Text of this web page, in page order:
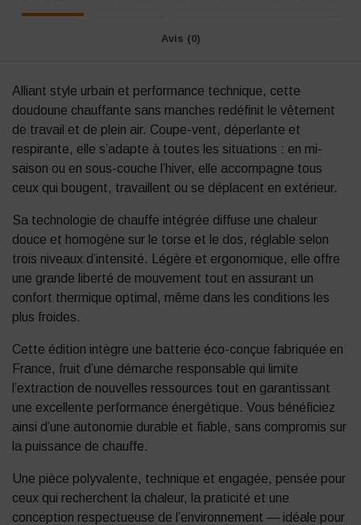
Avis (0)
Alliant style urbain et performance technique, cette
doudoune chauffante sans manches redéfinit le vêtement
de travail et de plein air. Coupe-vent, déperlante et
respirante, elle s’adapte à toutes les situations : en mi-
saison ou en sous-couche l’hiver, elle accompagne tous
ceux qui bougent, travaillent ou se déplacent en extérieur.
Sa technologie de chauffe intégrée diffuse une chaleur
douce et homogène sur le torse et le dos, réglable selon
trois niveaux d’intensité. Légère et ergonomique, elle offre
une grande liberté de mouvement tout en assurant un
confort thermique optimal, même dans les conditions les
plus froides.
Cette édition intègre une batterie éco-conçue fabriquée en
France, fruit d’une démarche responsable qui limite
l’extraction de nouvelles ressources tout en garantissant
une excellente performance énergétique. Vous bénéficiez
ainsi d’une autonomie durable et fiable, sans compromis sur
la puissance de chauffe.
Une pièce polyvalente, technique et engagée, pensée pour
ceux qui recherchent la chaleur, la praticité et une
conception respectueuse de l’environnement — idéale pour